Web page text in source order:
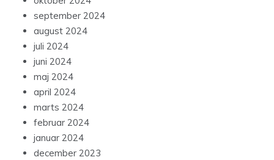
september 2024
august 2024
juli 2024
juni 2024
maj 2024
april 2024
marts 2024
februar 2024
januar 2024
december 2023